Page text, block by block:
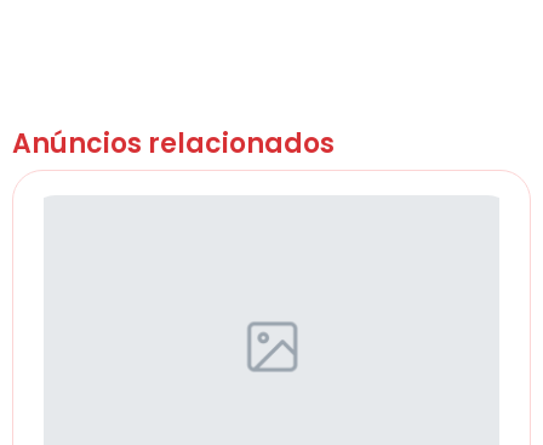
Anúncios relacionados